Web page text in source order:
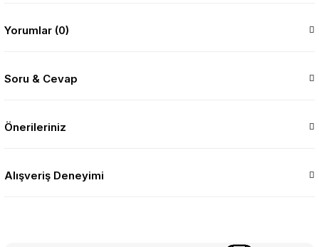
Yorumlar (0)
Soru & Cevap
Önerileriniz
Alışveriş Deneyimi